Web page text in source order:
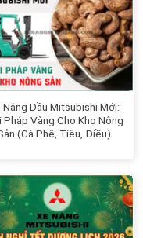
Nâng Dầu Mitsubishi Mới:
Pháp Vàng Cho Kho Nông
(Cà Phê, Tiêu, Điều)